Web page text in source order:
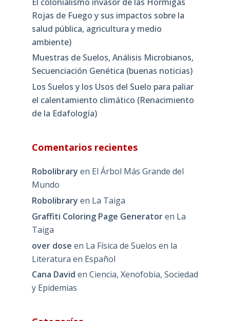
Rojas de Fuego y sus impactos sobre la
salud pública, agricultura y medio
ambiente)
Muestras de Suelos, Análisis Microbianos,
Secuenciación Genética (buenas noticias)
Los Suelos y los Usos del Suelo para paliar
el calentamiento climático (Renacimiento
de la Edafología)
Comentarios recientes
Robolibrary en El Árbol Más Grande del
Mundo
Robolibrary en La Taiga
Graffiti Coloring Page Generatoren La
Taiga
over dose en La Física de Suelos en la
Literatura en Español
Cana David en Ciencia, Xenofobia, Sociedad
y Epidemias